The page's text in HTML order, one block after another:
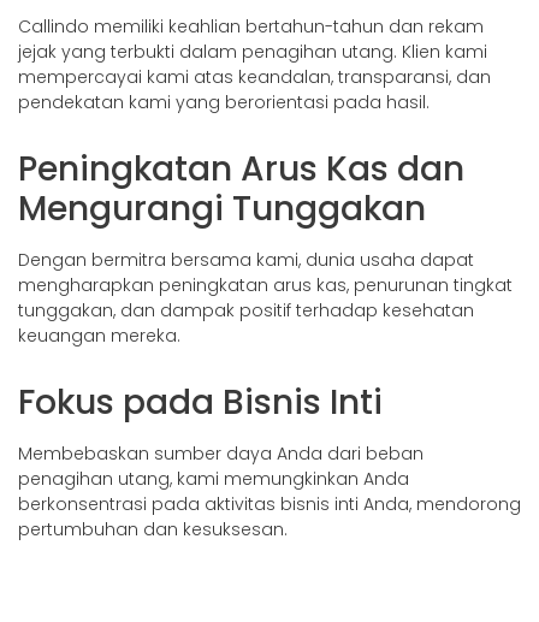
Callindo memiliki keahlian bertahun-tahun dan rekam
jejak yang terbukti dalam penagihan utang. Klien kami
mempercayai kami atas keandalan, transparansi, dan
pendekatan kami yang berorientasi pada hasil.
Peningkatan Arus Kas dan
Mengurangi Tunggakan
Dengan bermitra bersama kami, dunia usaha dapat
mengharapkan peningkatan arus kas, penurunan tingkat
tunggakan, dan dampak positif terhadap kesehatan
keuangan mereka.
Fokus pada Bisnis Inti
Membebaskan sumber daya Anda dari beban
penagihan utang, kami memungkinkan Anda
berkonsentrasi pada aktivitas bisnis inti Anda, mendorong
pertumbuhan dan kesuksesan.